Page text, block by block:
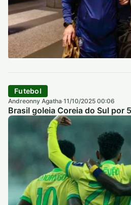
Futebol
Andreonny Agatha·11/10/2025 00:06
Brasil goleia Coreia do Sul por